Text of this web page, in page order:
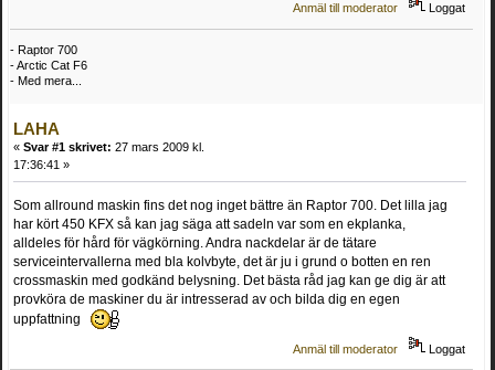
Anmäl till moderator Loggat
- Raptor 700
- Arctic Cat F6
- Med mera...
LAHA
« Svar #1 skrivet: 27 mars 2009 kl.
17:36:41 »
Som allround maskin fins det nog inget bättre än Raptor 700. Det lilla jag
har kört 450 KFX så kan jag säga att sadeln var som en ekplanka,
alldeles för hård för vägkörning. Andra nackdelar är de tätare
serviceintervallerna med bla kolvbyte, det är ju i grund o botten en ren
crossmaskin med godkänd belysning. Det bästa råd jag kan ge dig är att
provköra de maskiner du är intresserad av och bilda dig en egen
uppfattning
Anmäl till moderator Loggat